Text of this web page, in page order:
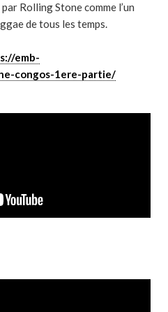
Rolling Stone comme l’un
de tous les temps.
emb-
congos-1ere-partie/